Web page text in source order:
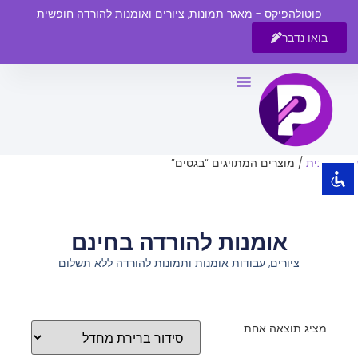
visibility_off השבת את ההבזקים
title סמן כותרות
צבע רקע
zoom_out
הקטנת גופן
הגדלת גופן
ניגודיות בהירה
פוטולהפיקס - מאגר תמונות, ציורים ואומנות להורדה חופשית
בואו נדבר
עמוד הבית / מוצרים המתויגים “בגטים”
אומנות להורדה בחינם
ציורים, עבודות אומנות ותמונות להורדה ללא תשלום
מציג תוצאה אחת